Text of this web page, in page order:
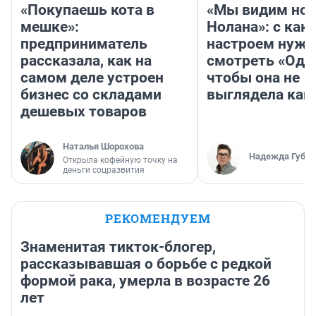
«Покупаешь кота в
мешке»:
предприниматель
рассказала, как на
самом деле устроен
бизнес со складами
дешевых товаров
Наталья Шорохова
Открыла кофейную точку на
деньги соцразвития
«Мы видим
Нолана»: с
настроем
смотреть
чтобы она не
выглядела как
Надежда
РЕКОМЕНДУЕМ
Знаменитая тикток-блогер,
рассказывавшая о борьбе с редкой
формой рака, умерла в возрасте 26
лет